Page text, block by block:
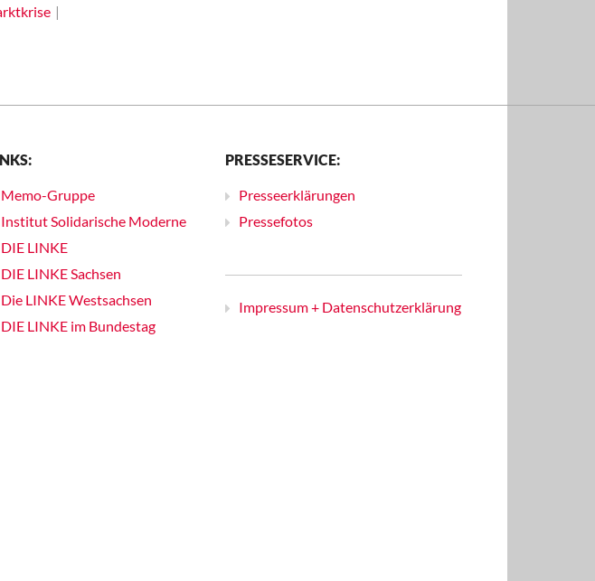
Memo-Gruppe
Institut Solidarische Moderne
DIE LINKE
DIE LINKE Sachsen
Die LINKE Westsachsen
DIE LINKE im Bundestag
PRESSESERVICE:
Presseerklärungen
Pressefotos
Impressum + Datenschutzerklärung